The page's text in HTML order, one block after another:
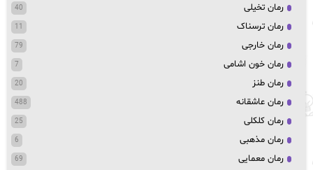
رمان تخیلی 40
رمان ترسناک 11
رمان خارجی 79
رمان خون اشامی 7
رمان طنز 20
رمان عاشقانه 488
رمان کلکلی 25
رمان مذهبی 6
رمان معمایی 69